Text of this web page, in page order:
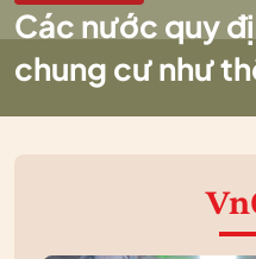
Các nước quy
chung cư như